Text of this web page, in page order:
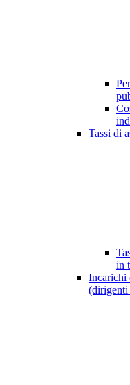
Tassi di
in
Incarichi
(dirigenti